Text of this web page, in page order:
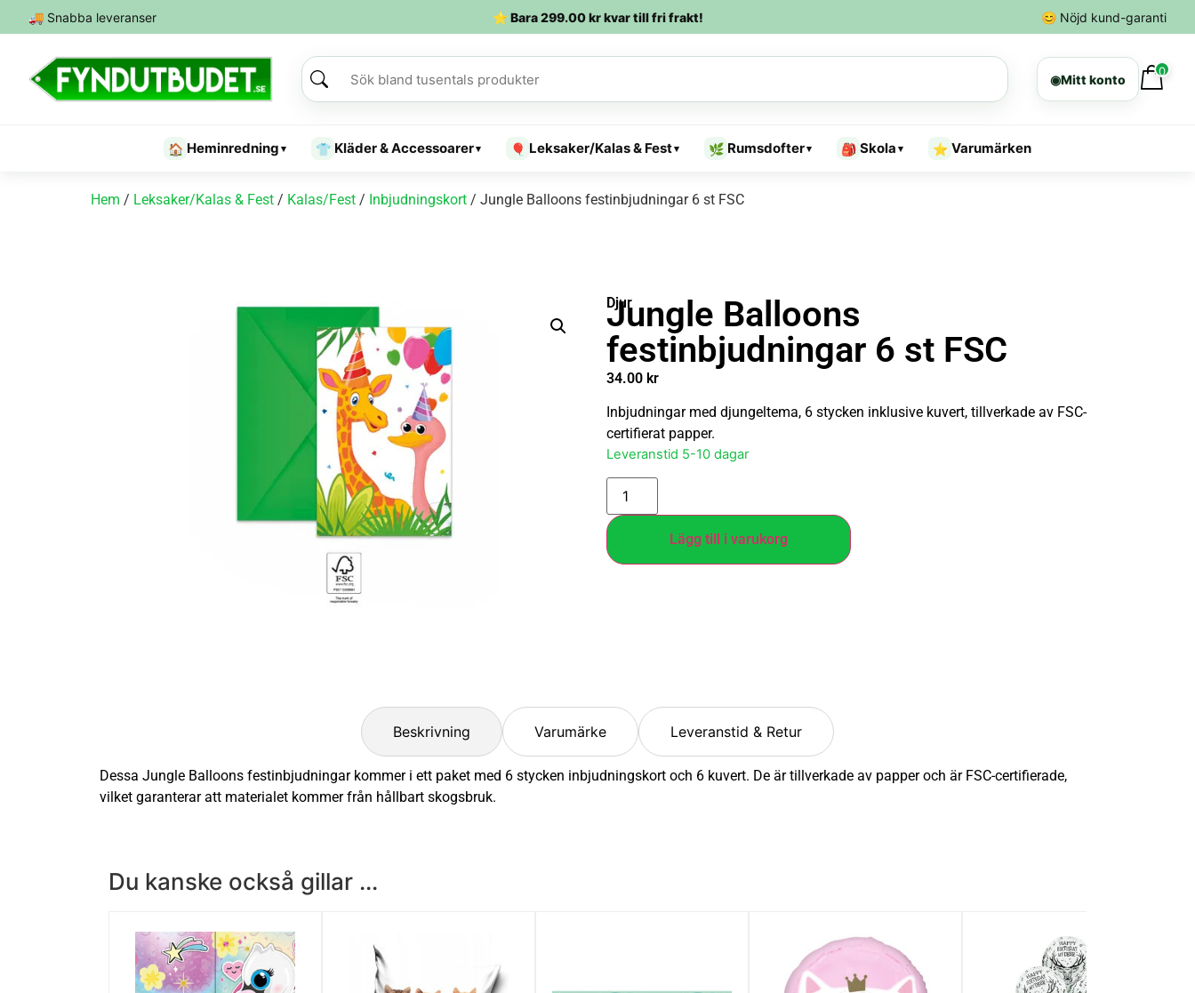
🚚 Snabba leveranser ⭐ Bara299.00krkvar till fri frakt! 😊 Nöjd kund-garanti
◉Mitt konto
0
🏠 Heminredning ▾ 👕 Kläder & Accessoarer▾ 🎈 Leksaker/Kalas & Fest▾ 🌿 Rumsdofter▾ 🎒 Skola ▾ ⭐ Varumärken
Hem / Leksaker/Kalas & Fest / Kalas/Fest / Inbjudningskort / Jungle Balloons festinbjudningar 6 st FSC
Djur
Jungle Balloons
festinbjudningar 6 st FSC
34.00 kr
Inbjudningar med djungeltema, 6 stycken inklusive kuvert, tillverkade av FSC-
certifierat papper.
Leveranstid 5-10 dagar
Lägg till i varukorg
Beskrivning Varumärke Leveranstid & Retur
Dessa Jungle Balloons festinbjudningar kommer i ett paket med 6 stycken inbjudningskort och 6 kuvert. De är tillverkade av papper och är FSC-certifierade,
vilket garanterar att materialet kommer från hållbart skogsbruk.
Du kanske också gillar ...